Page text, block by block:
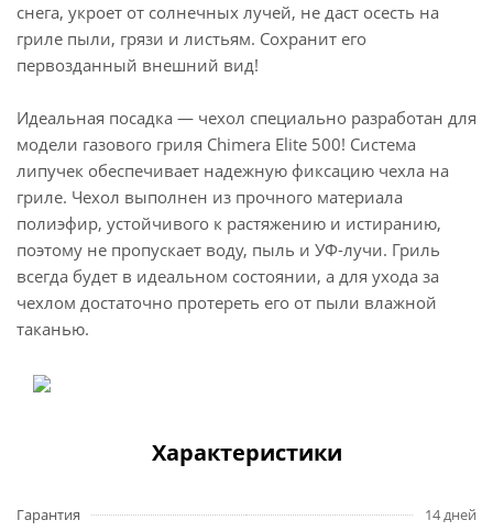
снега, укроет от солнечных лучей, не даст осесть на
гриле пыли, грязи и листьям. Сохранит его
первозданный внешний вид!
Идеальная посадка — чехол специально разработан для
модели газового гриля Chimera Elite 500! Система
липучек обеспечивает надежную фиксацию чехла на
гриле. Чехол выполнен из прочного материала
полиэфир, устойчивого к растяжению и истиранию,
поэтому не пропускает воду, пыль и УФ-лучи. Гриль
всегда будет в идеальном состоянии, а для ухода за
чехлом достаточно протереть его от пыли влажной
таканью.
Характеристики
Гарантия
14 дней